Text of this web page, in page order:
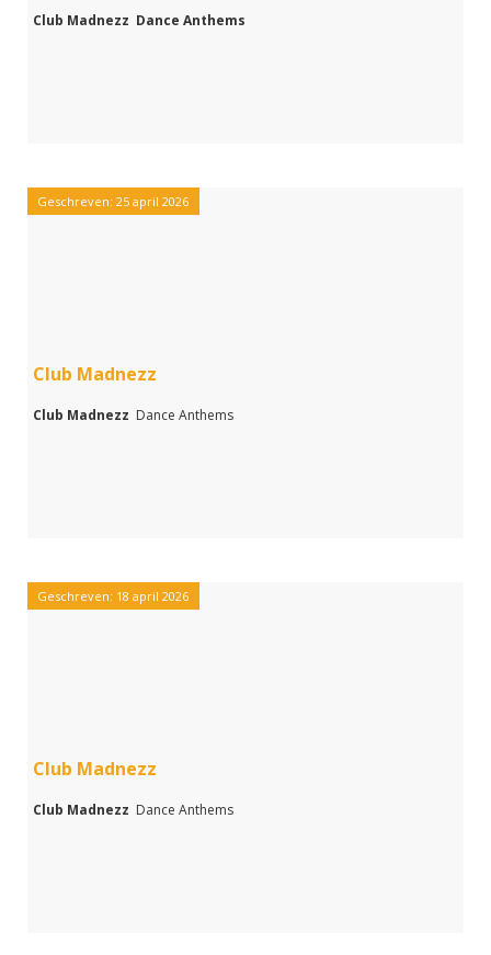
Club Madnezz Dance Anthems
Geschreven: 25 april 2026
Club Madnezz
Club Madnezz Dance Anthems
Geschreven: 18 april 2026
Club Madnezz
Club Madnezz Dance Anthems